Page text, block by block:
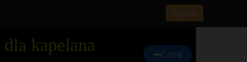
Pogoda
kapelana
Czytaj